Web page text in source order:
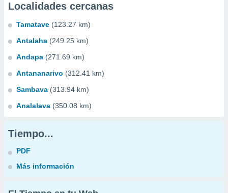
Localidades cercanas
Tamatave (123.27 km)
Antalaha (249.25 km)
Andapa (271.69 km)
Antananarivo (312.41 km)
Sambava (313.94 km)
Analalava (350.08 km)
Tiempo...
PDF
Más información